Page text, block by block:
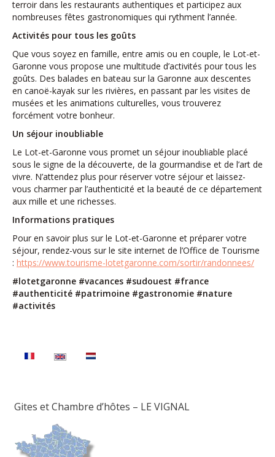
terroir dans les restaurants authentiques et participez aux
nombreuses fêtes gastronomiques qui rythment l’année.
Activités pour tous les goûts
Que vous soyez en famille, entre amis ou en couple, le Lot-et-
Garonne vous propose une multitude d’activités pour tous les
goûts. Des balades en bateau sur la Garonne aux descentes
en canoë-kayak sur les rivières, en passant par les visites de
musées et les animations culturelles, vous trouverez
forcément votre bonheur.
Un séjour inoubliable
Le Lot-et-Garonne vous promet un séjour inoubliable placé
sous le signe de la découverte, de la gourmandise et de l’art de
vivre. N’attendez plus pour réserver votre séjour et laissez-
vous charmer par l’authenticité et la beauté de ce département
aux mille et une richesses.
Informations pratiques
Pour en savoir plus sur le Lot-et-Garonne et préparer votre
séjour, rendez-vous sur le site internet de l’Office de Tourisme
: https://www.tourisme-lotetgaronne.com/sortir/randonnees/
#lotetgaronne #vacances #sudouest #france
#authenticité #patrimoine #gastronomie #nature
#activités
Gites et Chambre d’hôtes – LE VIGNAL